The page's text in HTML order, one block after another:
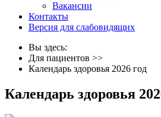
Вакансии
Контакты
Версия для слабовидящих
Вы здесь:
Для пациентов >>
Календарь здоровья 2026 год
Календарь здоровья